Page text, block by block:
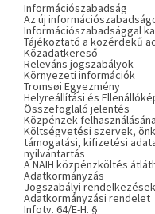
Információszabadság
Az új
Információszabadsággal
Tájékoztató a közérdekű
Közadatkereső
Releváns jogszabályok
Környezeti információk
Tromsøi Egyezmény
Helyreállítási és
Összefoglaló jelentés
Közpénzek
Költségvetési szervek,
támogatási, kifizetési
nyilvántartás
A NAIH közpénzköltés
Adatkormányzás
Jogszabályi rendelkezések
Adatkormányzási rendelet
Infotv. 64/E-H. §